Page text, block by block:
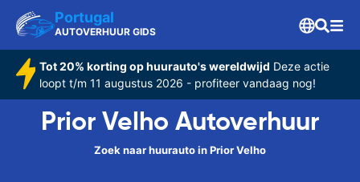
Portugal
AUTOVERHUUR GIDS
Tot 20% korting op huurauto's wereldwijd Deze actie
loopt t/m 11 augustus 2026 - profiteer vandaag nog!
Prior Velho Autoverhuur
Zoek naar huurauto in Prior Velho